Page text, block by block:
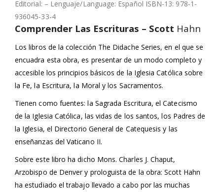
Editorial: – Lenguaje/Language: Español ISBN-13: 978-1-
936045-33-4
Comprender Las Escrituras – Scott Hahn
Los libros de la colección The Didache Series, en el que se
encuadra esta obra, es presentar de un modo completo y
accesible los principios básicos de la Iglesia Católica sobre
la Fe, la Escritura, la Moral y los Sacramentos.
Tienen como fuentes: la Sagrada Escritura, el Catecismo
de la Iglesia Católica, las vidas de los santos, los Padres de
la Iglesia, el Directorio General de Catequesis y las
enseñanzas del Vaticano II.
Sobre este libro ha dicho Mons. Charles J. Chaput,
Arzobispo de Denver y prologuista de la obra: Scott Hahn
ha estudiado el trabajo llevado a cabo por las muchas